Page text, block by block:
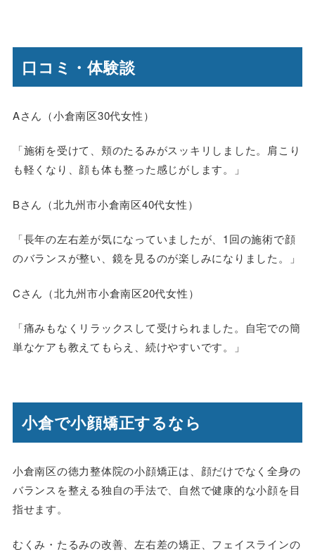
口コミ・体験談
Aさん（小倉南区30代女性）
「施術を受けて、頬のたるみがスッキリしました。肩こり
も軽くなり、顔も体も整った感じがします。」
Bさん（北九州市小倉南区40代女性）
「長年の左右差が気になっていましたが、1回の施術で顔
のバランスが整い、鏡を見るのが楽しみになりました。」
Cさん（北九州市小倉南区20代女性）
「痛みもなくリラックスして受けられました。自宅での簡
単なケアも教えてもらえ、続けやすいです。」
小倉で小顔矯正するなら
小倉南区の徳力整体院の小顔矯正は、顔だけでなく全身の
バランスを整える独自の手法で、自然で健康的な小顔を目
指せます。
むくみ・たるみの改善、左右差の矯正、フェイスラインの